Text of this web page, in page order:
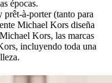
épocas.
prêt-à-porter (tanto para
Michael Kors diseña
Kors, las marcas
incluyendo toda una